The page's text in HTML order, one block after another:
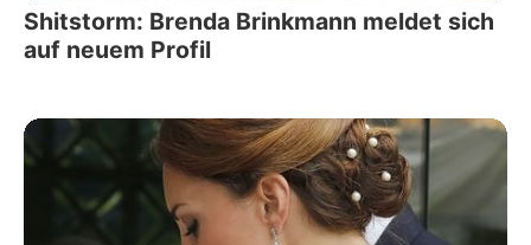
Shitstorm: Brenda Brinkmann meldet sich
auf neuem Profil